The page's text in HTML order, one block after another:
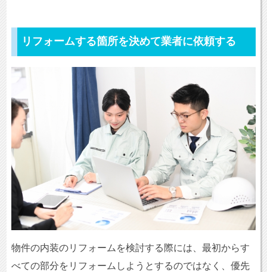
リフォームする箇所を決めて業者に依頼する
物件の内装のリフォームを検討する際には、最初からす
べての部分をリフォームしようとするのではなく、優先